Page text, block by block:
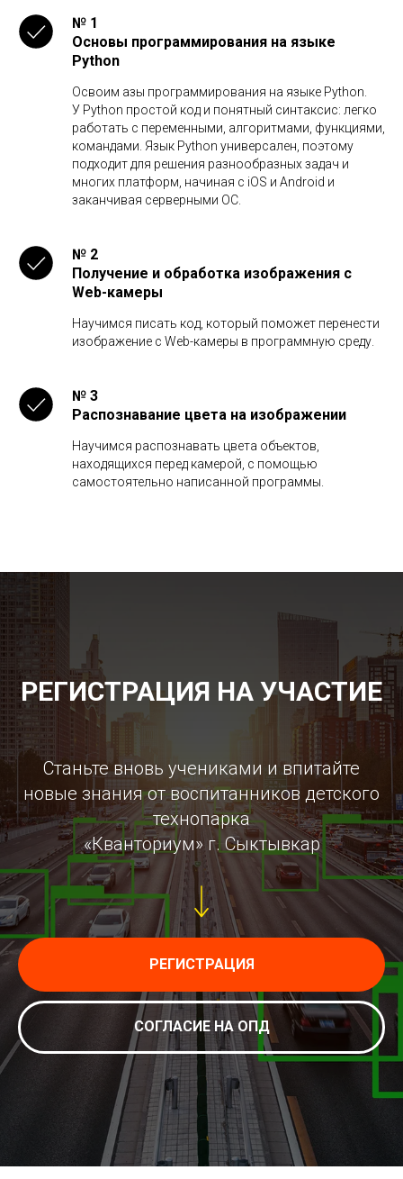
№ 1
Основы программирования на языке
Python
Освоим азы программирования на языке Python.
У Python простой код и понятный синтаксис: легко
работать с переменными, алгоритмами, функциями,
командами. Язык Python универсален, поэтому
подходит для решения разнообразных задач и
многих платформ, начиная с iOS и Android и
заканчивая серверными ОС.
№ 2
Получение и обработка изображения с
Web-камеры
Научимся писать код, который поможет перенести
изображение с Web-камеры в программную среду.
№ 3
Распознавание цвета на изображении
Научимся распознавать цвета объектов,
находящихся перед камерой, с помощью
самостоятельно написанной программы.
РЕГИСТРАЦИЯ НА УЧАСТИЕ
Станьте вновь учениками и впитайте
новые знания от воспитанников детского
технопарка
«Кванториум» г. Сыктывкар
РЕГИСТРАЦИЯ
СОГЛАСИЕ НА ОПД